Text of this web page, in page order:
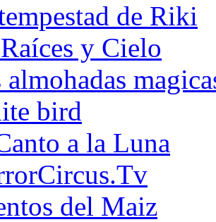
de Riki
y Cielo
almohadas
bird
a la Luna
del Maiz